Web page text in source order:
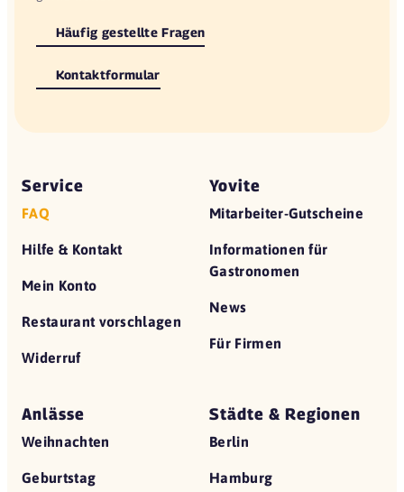
Häufig gestellte Fragen
Kontaktformular
Service
FAQ
Hilfe & Kontakt
Mein Konto
Restaurant vorschlagen
Widerruf
Yovite
Mitarbeiter-Gutscheine
Informationen für
Gastronomen
News
Für Firmen
Anlässe
Weihnachten
Geburtstag
Städte & Regionen
Berlin
Hamburg